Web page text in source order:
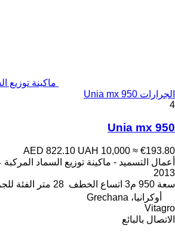
ماكينة توزيع
الجرارات Unia mx 950
4
Unia mx 950
AED 822.10 UAH 10,000 ≈ €193.80
أعمال التسميد - ماكينة توزيع السماد
2013
سعة 950 م3 اتساع الخطف 28 متر الفئة
أوكرانيا، Grechana
Vitagro
الاتصال بالبائع